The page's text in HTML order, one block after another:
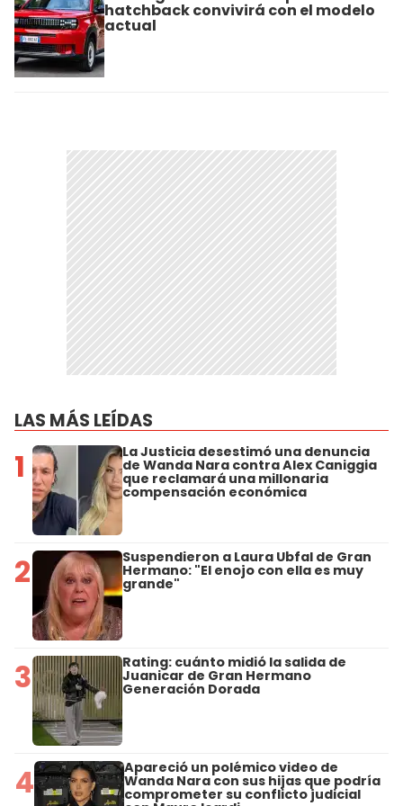
hatchback convivirá con el modelo
actual
LAS MÁS LEÍDAS
1 La Justicia desestimó una denuncia
de Wanda Nara contra Alex Caniggia
que reclamará una millonaria
compensación económica
2 Suspendieron a Laura Ubfal de Gran
Hermano: "El enojo con ella es muy
grande"
3 Rating: cuánto midió la salida de
Juanicar de Gran Hermano
Generación Dorada
4 Apareció un polémico video de
Wanda Nara con sus hijas que podría
comprometer su conflicto judicial